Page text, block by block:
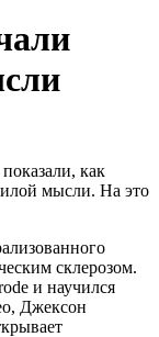
как
мысли. На это
склерозом.
и научился
Джексон